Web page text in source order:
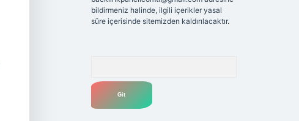
bildirmeniz halinde, ilgili içerikler yasal
süre içerisinde sitemizden kaldırılacaktır.